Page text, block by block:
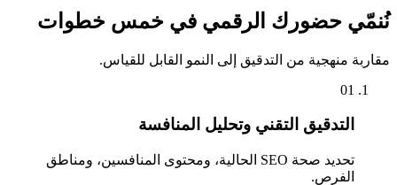
نُنمّي حضورك الرقمي في خمس خطوات
مقاربة منهجية من التدقيق إلى النمو القابل للقياس.
01
التدقيق التقني وتحليل المنافسة
تحديد صحة SEO الحالية، ومحتوى المنافسين، ومناطق
الفرص.